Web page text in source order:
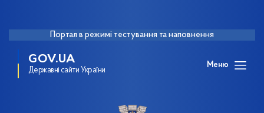
Портал в режимі тестування та наповнення
GOV.UA
Державні сайти України
Меню